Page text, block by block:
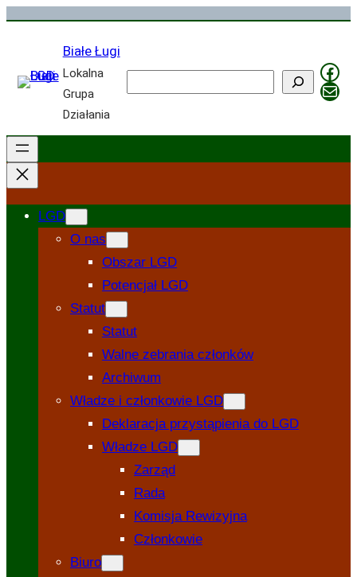
Przejdź
Białe Ługi
Lokalna
Grupa
Działania
Mail
LGD
O nas
Obszar LGD
Potencjał LGD
Statut
Statut
Walne zebrania członków
Archiwum
Władze i członkowie LGD
Deklaracja przystąpienia do LGD
Władze LGD
Zarząd
Rada
Komisja Rewizyjna
Członkowie
Biuro